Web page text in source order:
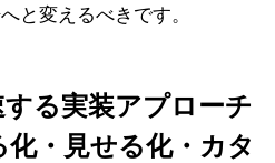
と変えるべきです。
る実装アプローチ
・見せる化・カタ